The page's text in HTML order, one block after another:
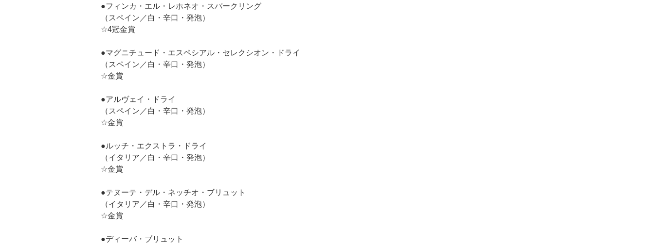
●フィンカ・エル・レホネオ・スパークリング
（スペイン／白・辛口・発泡）
☆4冠金賞
●マグニチュード・エスペシアル・セレクシオン・ドライ
（スペイン／白・辛口・発泡）
☆金賞
●アルヴェイ・ドライ
（スペイン／白・辛口・発泡）
☆金賞
●ルッチ・エクストラ・ドライ
（イタリア／白・辛口・発泡）
☆金賞
●テヌーテ・デル・ネッチオ・ブリュット
（イタリア／白・辛口・発泡）
☆金賞
●ディーバ・ブリュット